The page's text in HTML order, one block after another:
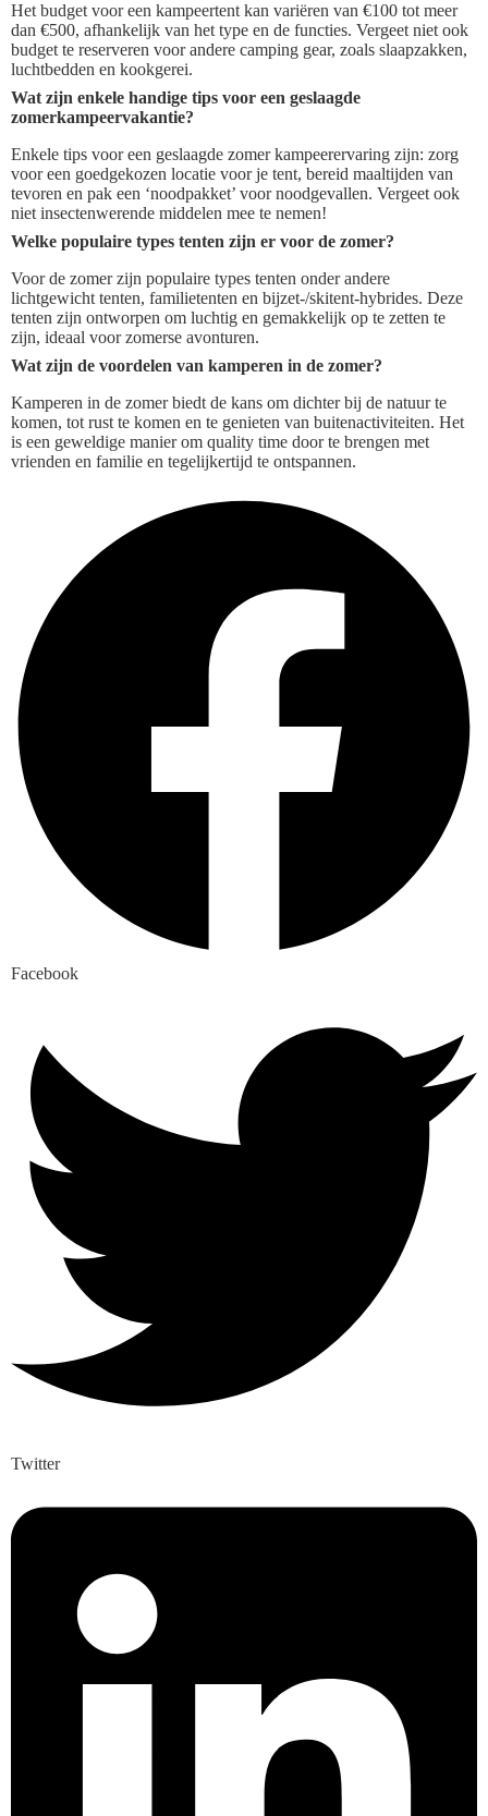
Het budget voor een kampeertent kan variëren van €100 tot meer
dan €500, afhankelijk van het type en de functies. Vergeet niet ook
budget te reserveren voor andere camping gear, zoals slaapzakken,
luchtbedden en kookgerei.
Wat zijn enkele handige tips voor een geslaagde
zomerkampeervakantie?
Enkele tips voor een geslaagde zomer kampeerervaring zijn: zorg
voor een goedgekozen locatie voor je tent, bereid maaltijden van
tevoren en pak een ‘noodpakket’ voor noodgevallen. Vergeet ook
niet insectenwerende middelen mee te nemen!
Welke populaire types tenten zijn er voor de zomer?
Voor de zomer zijn populaire types tenten onder andere
lichtgewicht tenten, familietenten en bijzet-/skitent-hybrides. Deze
tenten zijn ontworpen om luchtig en gemakkelijk op te zetten te
zijn, ideaal voor zomerse avonturen.
Wat zijn de voordelen van kamperen in de zomer?
Kamperen in de zomer biedt de kans om dichter bij de natuur te
komen, tot rust te komen en te genieten van buitenactiviteiten. Het
is een geweldige manier om quality time door te brengen met
vrienden en familie en tegelijkertijd te ontspannen.
Facebook
Twitter